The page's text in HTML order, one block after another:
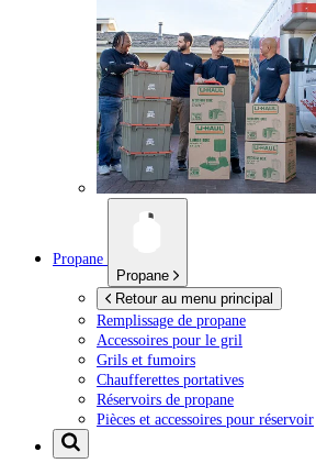
Propane
Propane
Retour au menu principal
Remplissage de propane
Accessoires pour le gril
Grils et fumoirs
Chaufferettes portatives
Réservoirs de propane
Pièces et accessoires pour réservoir